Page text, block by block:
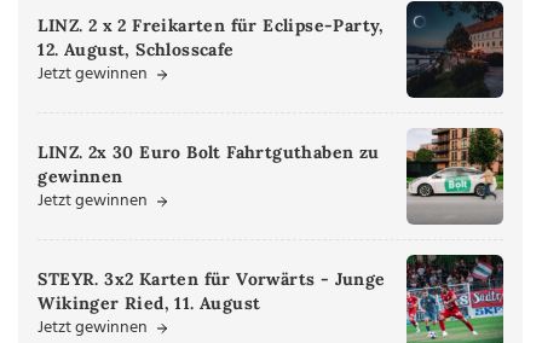
LINZ. 2 x 2 Freikarten für Eclipse-Party,
12. August, Schlosscafe
Jetzt gewinnen
LINZ. 2x 30 Euro Bolt Fahrtguthaben zu
gewinnen
Jetzt gewinnen
STEYR. 3x2 Karten für Vorwärts - Junge
Wikinger Ried, 11. August
Jetzt gewinnen